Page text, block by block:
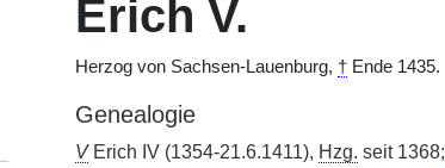
Erich V.
Herzog von Sachsen-Lauenburg, †Ende 1435.
Genealogie
VErich IV (1354-21.6.1411), Hzg. seit 1368;